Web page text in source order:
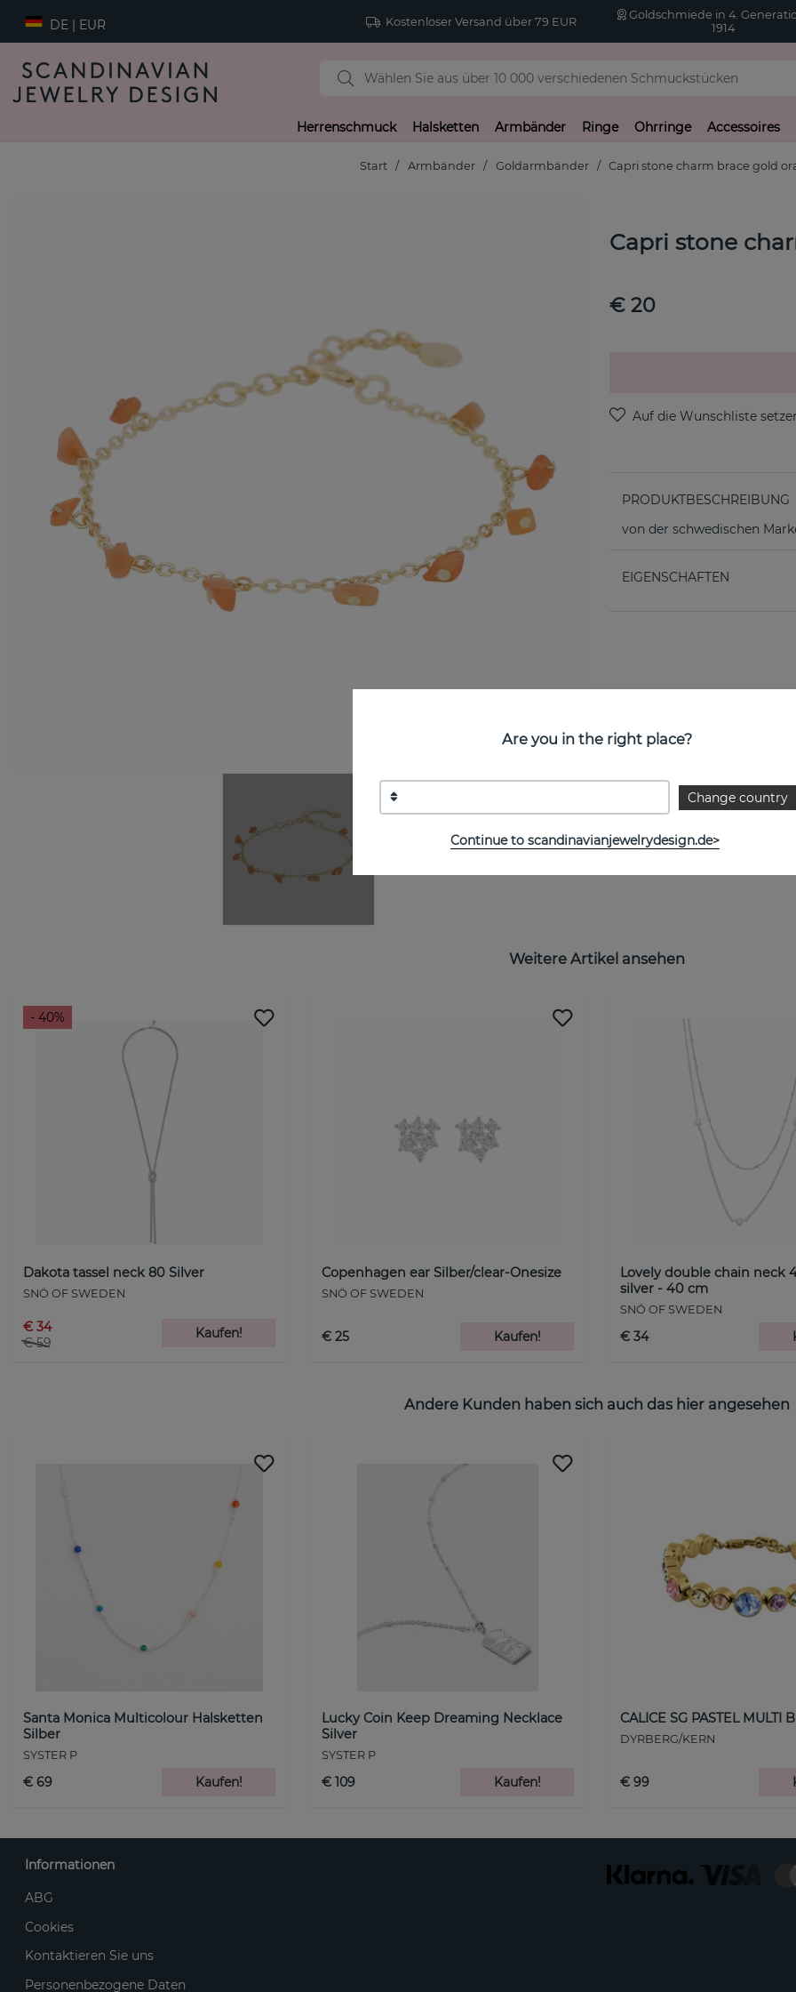
DE | EUR Kostenloser Versand über 79 EUR
Goldschmiede in 4.
1914
Herrenschmuck Halsketten Armbänder Ringe Ohrringe Accessoires
Start Armbänder Goldarmbänder Capri stone charm brace gold
Capri stone
€ 20
PRODUKTBESCHREIBUNG
von der schwedischen
EIGENSCHAFTEN
Weitere Artikel ansehen
- 40%
Dakota tassel neck 80 Silver
SNÖ OF SWEDEN
€ 34
€ 59
Kaufen!
Copenhagen ear Silber/clear-Onesize
SNÖ OF SWEDEN
€ 25 Kaufen!
Lovely double chain neck
silver - 40 cm
SNÖ OF SWEDEN
€ 34
Andere Kunden haben sich auch das hier angesehen
Santa Monica Multicolour Halsketten
Silber
SYSTER P
€ 69 Kaufen!
Lucky Coin Keep Dreaming Necklace
Silver
SYSTER P
€ 109 Kaufen!
CALICE SG PASTEL MULTI
DYRBERG/KERN
€ 99
Are you in the right place?
Change country
Continue to scandinavianjewelrydesign.de>
Informationen
ABG
Cookies
Kontaktieren Sie uns
Personenbezogene Daten